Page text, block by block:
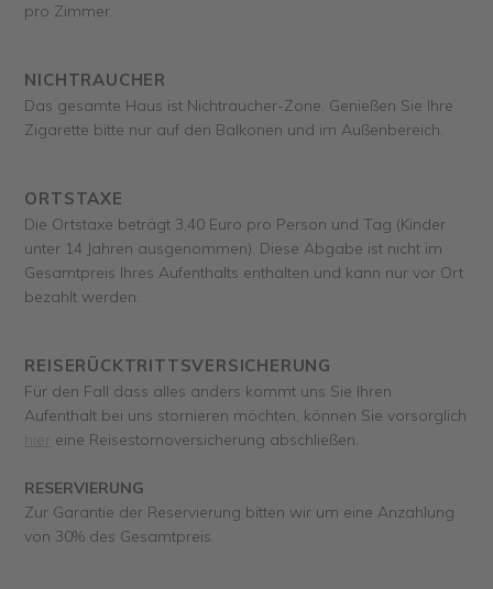
pro Zimmer.
NICHTRAUCHER
Das gesamte Haus ist Nichtraucher-Zone. Genießen Sie Ihre
Zigarette bitte nur auf den Balkonen und im Außenbereich.
ORTSTAXE
Die Ortstaxe beträgt 3,40 Euro pro Person und Tag (Kinder
unter 14 Jahren ausgenommen). Diese Abgabe ist nicht im
Gesamtpreis Ihres Aufenthalts enthalten und kann nur vor Ort
bezahlt werden.
REISERÜCKTRITTSVERSICHERUNG
Für den Fall dass alles anders kommt uns Sie Ihren
Aufenthalt bei uns stornieren möchten, können Sie vorsorglich
hier eine Reisestornoversicherung abschließen.
RESERVIERUNG
Zur Garantie der Reservierung bitten wir um eine Anzahlung
von 30% des Gesamtpreis.